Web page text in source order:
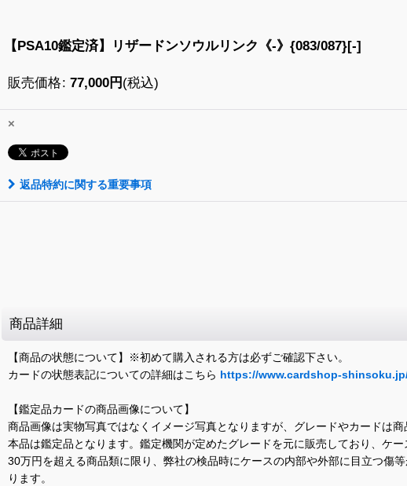
【PSA10鑑定済】リザードンソウルリンク《-》{083/087}[-]
販売価格: 77,000円 (税込)
×
返品特約に関する重要事項
商品詳細
【商品の状態について】※初めて購入される方は必ずご確認下さい。
カードの状態表記についての詳細はこちら https://www.cardshop-
【鑑定品カードの商品画像について】
商品画像は実物写真ではなくイメージ写真となりますが、グレードやカードは商
本品は鑑定品となります。鑑定機関が定めたグレードを元に販売しており、ケ
30万円を超える商品類に限り、弊社の検品時にケースの内部や外部に目立つ傷
ります。